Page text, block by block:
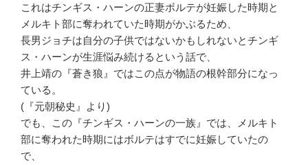
これはチンギス・ハーンの正妻ボルテが妊娠した時期と
メルキト部に奪われていた時期がかぶるため、
長男ジョチは自分の子供ではないかもしれないとチンギ
ス・ハーンが生涯悩み続けるという話で、
井上靖の『蒼き狼』ではこの点が物語の根幹部分になっ
ている。
(『元朝秘史』より)
でも、この『チンギス・ハーンの一族』では、メルキト
部に奪われた時期にはボルテはすでに妊娠していたの
で、